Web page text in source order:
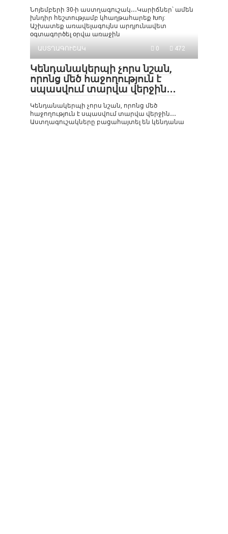
Նոյեմբերի 30-ի աստղագուշակ․․․Կարիճներ՝ ամեն
խնդիր հեշտությամբ կհաղթահարեք Խոյ:
Աշխատեք առավելագույնս արդյունավետ
օգտագործել օրվա առաջին
ԱՍՏՂԱԳՈՒՇԱԿ
0 472
Կենդանակերպի չորս նշան,
որոնց մեծ հաջողություն է
սպասվում տարվա վերջին․․․
Կենդանակերպի չորս նշան, որոնց մեծ
հաջողություն է սպասվում տարվա վերջին․․․
Աստղագուշակները բացահայտել են կենդանա